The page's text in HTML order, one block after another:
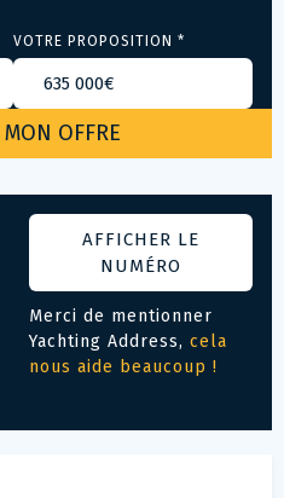
VOTRE PROPOSITION *
AFFICHER LE
NUMÉRO
Merci de mentionner
Yachting Address, cela
nous aide beaucoup !